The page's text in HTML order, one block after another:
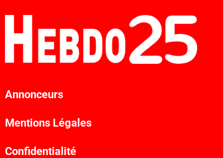
Annonceurs
Mentions Légales
Confidentialité